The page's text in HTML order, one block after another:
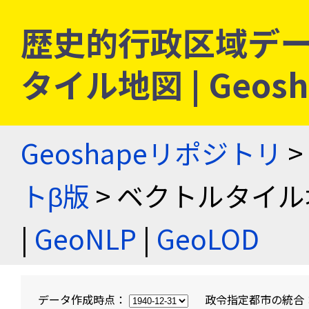
歴史的行政区域デ
タイル地図 |
Geoshapeリポジトリ >
トβ版 > ベクトルタイ
| GeoNLP | GeoLOD
データ作成時点： 政令指定都市の統